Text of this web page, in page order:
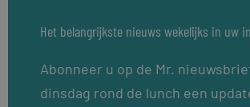
Het belangrijkste nieuws wekelijks in uw
Abonneer u op de Mr.
dinsdag rond de lunch een